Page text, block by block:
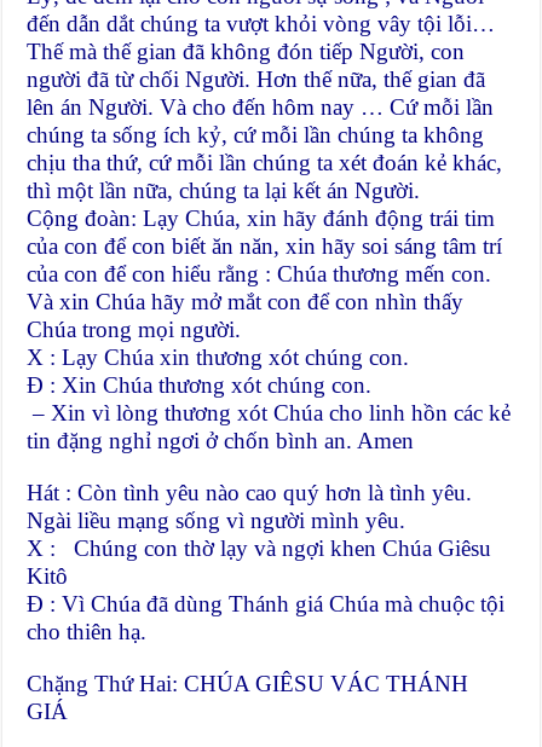
đến dẫn dắt chúng ta vượt khỏi vòng vây tội lỗi…
Thế mà thế gian đã không đón tiếp Người, con
người đã từ chối Người. Hơn thế nữa, thế gian đã
lên án Người. Và cho đến hôm nay … Cứ mỗi lần
chúng ta sống ích kỷ, cứ mỗi lần chúng ta không
chịu tha thứ, cứ mỗi lần chúng ta xét đoán kẻ khác,
thì một lần nữa, chúng ta lại kết án Người.
Cộng đoàn: Lạy Chúa, xin hãy đánh động trái tim
của con để con biết ăn năn, xin hãy soi sáng tâm trí
của con để con hiểu rằng : Chúa thương mến con.
Và xin Chúa hãy mở mắt con để con nhìn thấy
Chúa trong mọi người.
X : Lạy Chúa xin thương xót chúng con.
Đ : Xin Chúa thương xót chúng con.
– Xin vì lòng thương xót Chúa cho linh hồn các kẻ
tin đặng nghỉ ngơi ở chốn bình an. Amen
Hát : Còn tình yêu nào cao quý hơn là tình yêu.
Ngài liều mạng sống vì người mình yêu.
X : Chúng con thờ lạy và ngợi khen Chúa Giêsu
Kitô
Đ : Vì Chúa đã dùng Thánh giá Chúa mà chuộc tội
cho thiên hạ.
Chặng Thứ Hai: CHÚA GIÊSU VÁC THÁNH
GIÁ